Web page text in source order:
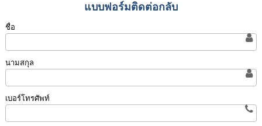
แบบฟอร์มติดต่อกลับ
ชื่อ
นามสกุล
เบอร์โทรศัพท์